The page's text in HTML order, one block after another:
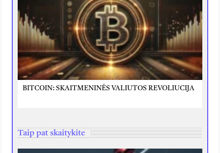
BITCOIN: SKAITMENINĖS VALIUTOS REVOLIUCIJA
Taip pat skaitykite